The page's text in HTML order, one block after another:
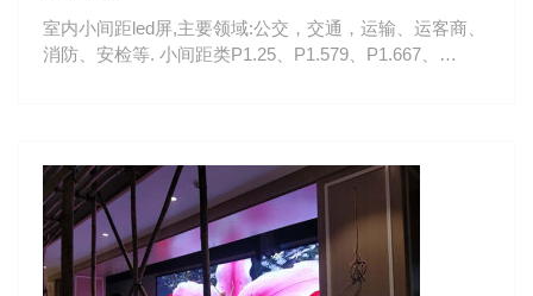
室内小间距led屏,主要领域:公交，交通，运输、运客商、
消防、安检等. 小间距类P1.25、P1.579、P1.667、